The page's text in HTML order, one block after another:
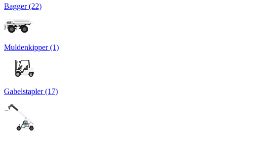
Bagger (22)
Muldenkipper (1)
Gabelstapler (17)